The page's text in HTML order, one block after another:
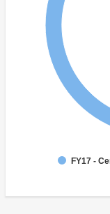
FY17 -